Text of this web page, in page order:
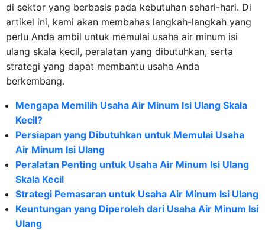
di sektor yang berbasis pada kebutuhan sehari-hari. Di
artikel ini, kami akan membahas langkah-langkah yang
perlu Anda ambil untuk memulai usaha air minum isi
ulang skala kecil, peralatan yang dibutuhkan, serta
strategi yang dapat membantu usaha Anda
berkembang.
Mengapa Memilih Usaha Air Minum Isi Ulang Skala
Kecil?
Persiapan yang Dibutuhkan untuk Memulai Usaha
Air Minum Isi Ulang
Peralatan Penting untuk Usaha Air Minum Isi Ulang
Skala Kecil
Strategi Pemasaran untuk Usaha Air Minum Isi Ulang
Keuntungan yang Diperoleh dari Usaha Air Minum Isi
Ulang